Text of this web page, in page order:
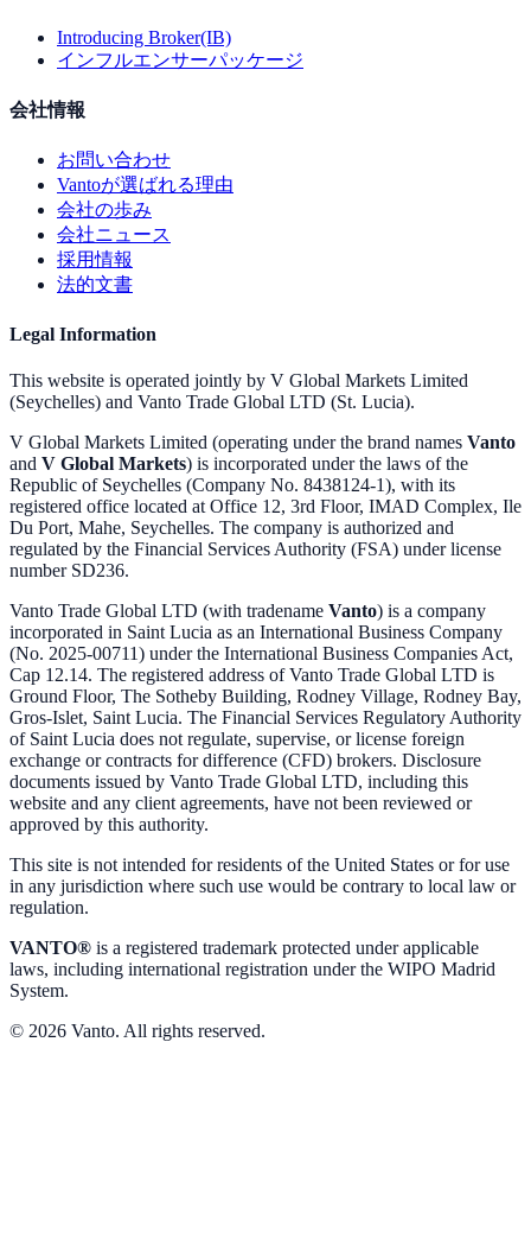
Introducing Broker(IB)
インフルエンサーパッケージ
会社情報
お問い合わせ
Vantoが選ばれる理由
会社の歩み
会社ニュース
採用情報
法的文書
Legal Information
This website is operated jointly by V Global Markets Limited
(Seychelles) and Vanto Trade Global LTD (St. Lucia).
V Global Markets Limited (operating under the brand names Vanto
and V Global Markets) is incorporated under the laws of the
Republic of Seychelles (Company No. 8438124-1), with its
registered office located at Office 12, 3rd Floor, IMAD Complex, Ile
Du Port, Mahe, Seychelles. The company is authorized and
regulated by the Financial Services Authority (FSA) under license
number SD236.
Vanto Trade Global LTD (with tradename Vanto) is a company
incorporated in Saint Lucia as an International Business Company
(No. 2025-00711) under the International Business Companies Act,
Cap 12.14. The registered address of Vanto Trade Global LTD is
Ground Floor, The Sotheby Building, Rodney Village, Rodney Bay,
Gros-Islet, Saint Lucia. The Financial Services Regulatory Authority
of Saint Lucia does not regulate, supervise, or license foreign
exchange or contracts for difference (CFD) brokers. Disclosure
documents issued by Vanto Trade Global LTD, including this
website and any client agreements, have not been reviewed or
approved by this authority.
This site is not intended for residents of the United States or for use
in any jurisdiction where such use would be contrary to local law or
regulation.
VANTO® is a registered trademark protected under applicable
laws, including international registration under the WIPO Madrid
System.
© 2026 Vanto. All rights reserved.